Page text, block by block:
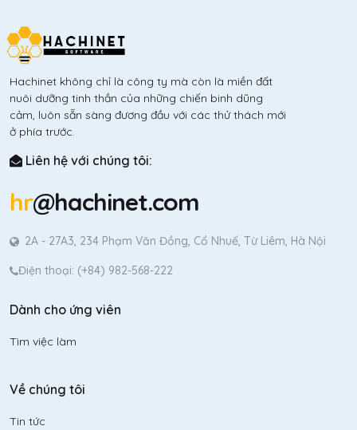
Hachinet không chỉ là công ty mà còn là miền đất
nuôi dưỡng tinh thần của những chiến binh dũng
cảm, luôn sẵn sàng đương đầu với các thử thách mới
ở phía trước.
Liên hệ với chúng tôi:
hr@hachinet.com
2A - 27A3, 234 Phạm Văn Đồng, Cổ Nhuế, Từ Liêm, Hà Nội
Điện thoại: (+84) 982-568-222
Dành cho ứng viên
Tìm việc làm
Về chúng tôi
Tin tức